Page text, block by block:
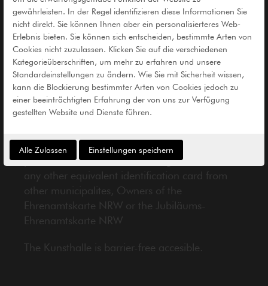
Tickets
Regular 5 €
Reduced* 2,50 €
Children under 14 free
Saturday Pay-what-you-want
* Pupils, Apprentices, Students, Groups from 10
persons, Owners of the Recklinghausen Pass i.e.
any other equivalent identification card from
other municipalites, Owners of the
Ehrenamtskarte NRW or the Jubiläums-
Ehrenamtskarte NRW
The Kunsthalle is barrier-free accesible.
gewährleisten. In der Regel identifizieren diese Informationen Sie
nicht direkt. Sie können Ihnen aber ein personalisierteres Web-
Erlebnis bieten. Sie können sich entscheiden, bestimmte Arten von
Cookies nicht zuzulassen. Klicken Sie auf die verschiedenen
Kategorieüberschriften, um mehr zu erfahren und unsere
Standardeinstellungen zu ändern. Wie Sie mit Sicherheit wissen,
kann die Blockierung bestimmter Arten von Cookies jedoch zu
einer beeinträchtigten Erfahrung der von uns zur Verfügung
gestellten Website und Dienste führen.
Alle Zulassen Einstellungen speichern